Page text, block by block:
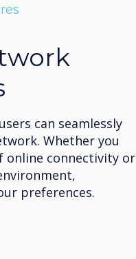
can seamlessly
Whether you
online connectivity or
preferences.